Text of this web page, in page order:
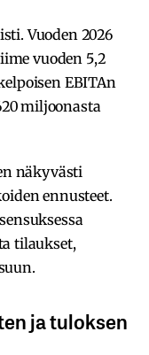
Vuoden 2026
vuoden 5,2
EBITAn
miljoonasta
näkyvästi
ennusteet.
tilaukset,
ja tuloksen